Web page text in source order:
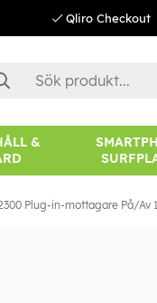
Qliro Checkout
&
Plug-in-mottagare På/Av